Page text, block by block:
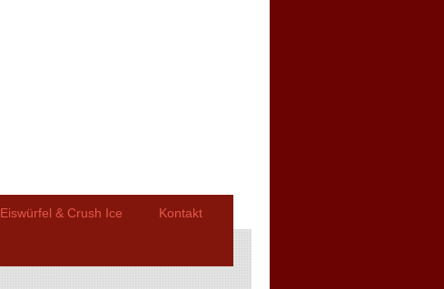
Eiswürfel & Crush Ice Kontakt